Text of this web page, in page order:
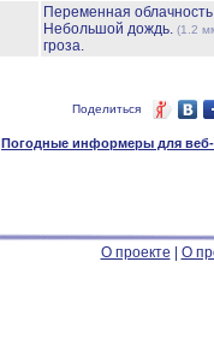
Переменная
Небольшой дождь. (1.2
гроза.
Поделиться
Погодные информеры для веб-
О проекте О